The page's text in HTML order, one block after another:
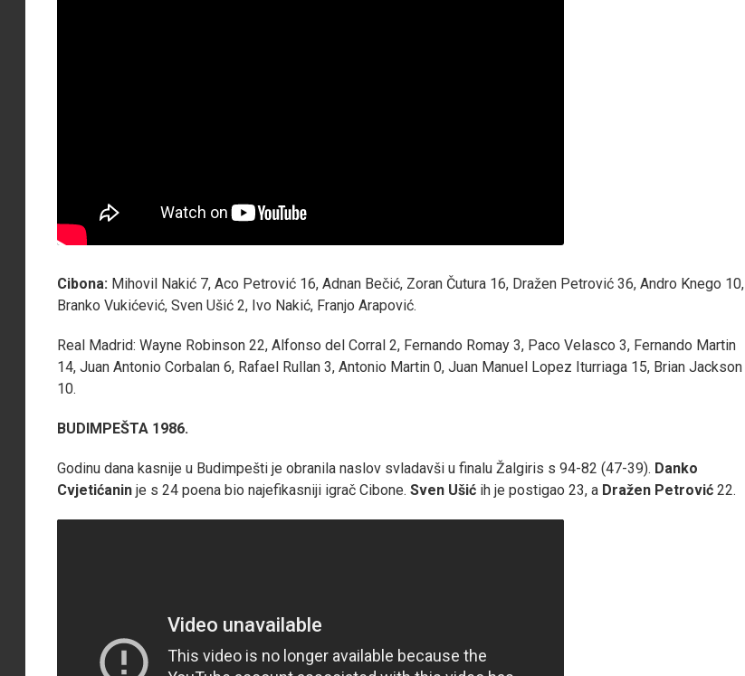
Cibona: Mihovil Nakić 7, Aco Petrović 16, Adnan Bečić, Zoran Čutura 16, Dražen Petrović 36, Andro Knego 10,
Branko Vukićević, Sven Ušić 2, Ivo Nakić, Franjo Arapović.
Real Madrid: Wayne Robinson 22, Alfonso del Corral 2, Fernando Romay 3, Paco Velasco 3, Fernando Martin
14, Juan Antonio Corbalan 6, Rafael Rullan 3, Antonio Martin 0, Juan Manuel Lopez Iturriaga 15, Brian Jackson
10.
BUDIMPEŠTA 1986.
Godinu dana kasnije u Budimpešti je obranila naslov svladavši u finalu Žalgiris s 94-82 (47-39). Danko
Cvjetićanin je s 24 poena bio najefikasniji igrač Cibone.Sven Ušić ih je postigao 23, a Dražen Petrović 22.